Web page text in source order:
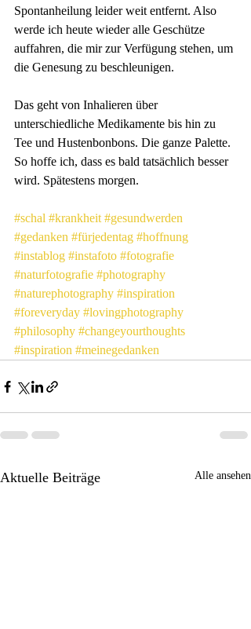
Spontanheilung leider weit entfernt. Also
werde ich heute wieder alle Geschütze
auffahren, die mir zur Verfügung stehen, um
die Genesung zu beschleunigen.
Das geht von Inhalieren über
unterschiedliche Medikamente bis hin zu
Tee und Hustenbonbons. Die ganze Palette.
So hoffe ich, dass es bald tatsächlich besser
wird. Spätestens morgen.
#schal #krankheit #gesundwerden
#gedanken #fürjedentag #hoffnung
#instablog #instafoto #fotografie
#naturfotografie #photography
#naturephotography #inspiration
#foreveryday #lovingphotography
#philosophy #changeyourthoughts
#inspiration #meinegedanken
Aktuelle Beiträge Alle ansehen